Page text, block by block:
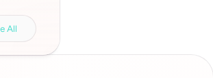
All